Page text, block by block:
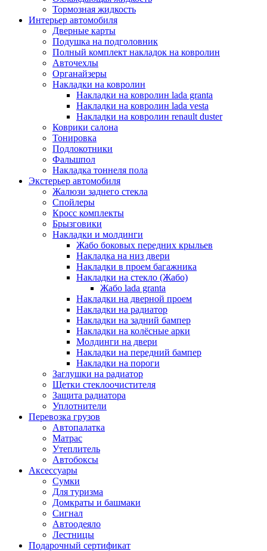
Тормозная жидкость
Интерьер автомобиля
Дверные карты
Подушка на подголовник
Полный комплект накладок на ковролин
Авточехлы
Органайзеры
Накладки на ковролин
Накладки на ковролин lada granta
Накладки на ковролин lada vesta
Накладки на ковролин renault duster
Коврики салона
Тонировка
Подлокотники
Фальшпол
Накладка тоннеля пола
Экстерьер автомобиля
Жалюзи заднего стекла
Спойлеры
Кросс комплекты
Брызговики
Накладки и молдинги
Жабо боковых передних крыльев
Накладка на низ двери
Накладки в проем багажника
Накладки на стекло (Жабо)
Жабо lada granta
Накладки на дверной проем
Накладки на радиатор
Накладки на задний бампер
Накладки на колёсные арки
Молдинги на двери
Накладки на передний бампер
Накладки на пороги
Заглушки на радиатор
Щетки стеклоочистителя
Защита радиатора
Уплотнители
Перевозка грузов
Автопалатка
Матрас
Утеплитель
Автобоксы
Аксессуары
Сумки
Для туризма
Домкраты и башмаки
Сигнал
Автоодеяло
Лестницы
Подарочный сертификат